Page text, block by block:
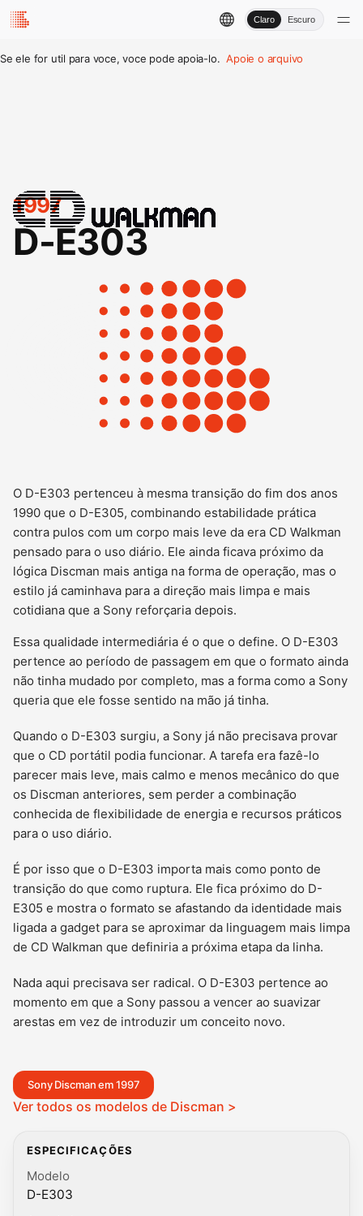
Claro Escuro
Se ele for util para voce, voce pode apoia-lo. Apoie o arquivo
1997
D-E303
O D-E303 pertenceu à mesma transição do fim dos anos
1990 que o D-E305, combinando estabilidade prática
contra pulos com um corpo mais leve da era CD Walkman
pensado para o uso diário. Ele ainda ficava próximo da
lógica Discman mais antiga na forma de operação, mas o
estilo já caminhava para a direção mais limpa e mais
cotidiana que a Sony reforçaria depois.
Essa qualidade intermediária é o que o define. O D-E303
pertence ao período de passagem em que o formato ainda
não tinha mudado por completo, mas a forma como a Sony
queria que ele fosse sentido na mão já tinha.
Quando o D-E303 surgiu, a Sony já não precisava provar
que o CD portátil podia funcionar. A tarefa era fazê-lo
parecer mais leve, mais calmo e menos mecânico do que
os Discman anteriores, sem perder a combinação
conhecida de flexibilidade de energia e recursos práticos
para o uso diário.
É por isso que o D-E303 importa mais como ponto de
transição do que como ruptura. Ele fica próximo do D-
E305 e mostra o formato se afastando da identidade mais
ligada a gadget para se aproximar da linguagem mais limpa
de CD Walkman que definiria a próxima etapa da linha.
Nada aqui precisava ser radical. O D-E303 pertence ao
momento em que a Sony passou a vencer ao suavizar
arestas em vez de introduzir um conceito novo.
Sony Discman em 1997
Ver todos os modelos de Discman >
ESPECIFICAÇÕES
Modelo
D-E303